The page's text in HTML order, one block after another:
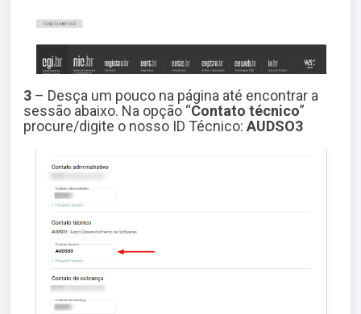
3 – Desça um pouco na página até encontrar a
sessão abaixo. Na opção “Contato técnico”
procure/digite o nosso ID Técnico: AUDSO3